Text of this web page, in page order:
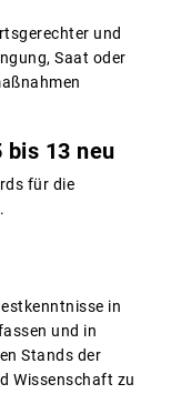
und
Saat oder
bis 13 neu
für die
in
und in
Stands der
Wissenschaft zu